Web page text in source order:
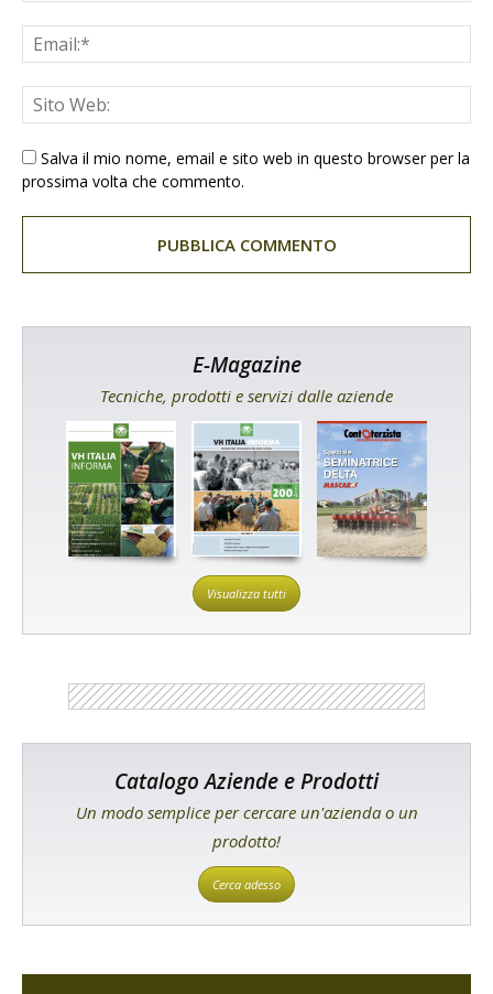
Salva il mio nome, email e sito web in questo browser per la
prossima volta che commento.
E-Magazine
Tecniche, prodotti e servizi dalle aziende
Visualizza tutti
Catalogo Aziende e Prodotti
Un modo semplice per cercare un'azienda o un
prodotto!
Cerca adesso